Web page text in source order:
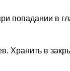
попадании в
Хранить в